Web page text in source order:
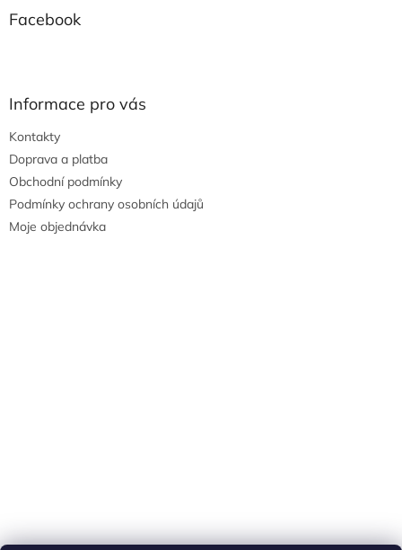
Facebook
Informace pro vás
Kontakty
Doprava a platba
Obchodní podmínky
Podmínky ochrany osobních údajů
Moje objednávka